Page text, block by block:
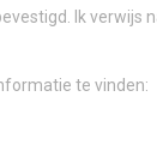
Ik verwijs
te vinden: